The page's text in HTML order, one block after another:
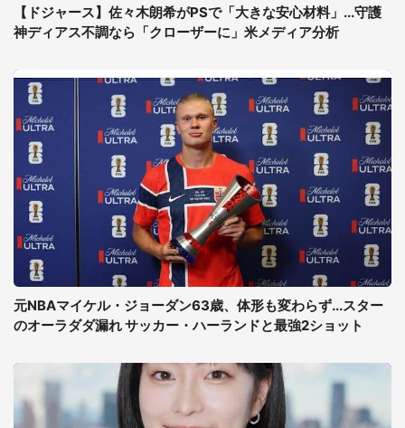
【ドジャース】佐々木朗希がPSで「大きな安心材料」...守護
神ディアス不調なら「クローザーに」米メディア分析
元NBAマイケル・ジョーダン63歳、体形も変わらず...スター
のオーラダダ漏れ サッカー・ハーランドと最強2ショット